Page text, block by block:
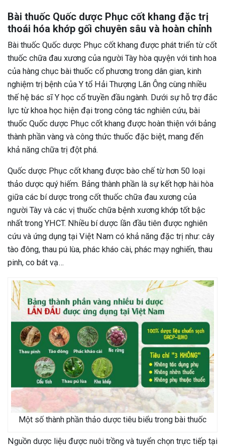
Bài thuốc Quốc dược Phục cốt khang đặc trị
thoái hóa khớp gối chuyên sâu và hoàn chỉnh
Bài thuốc Quốc dược Phục cốt khang được phát triển từ cốt
thuốc chữa đau xương của người Tày hòa quyện với tinh hoa
của hàng chục bài thuốc cổ phương trong dân gian, kinh
nghiệm trị bệnh của Y tổ Hải Thượng Lãn Ông cùng nhiều
thế hệ bác sĩ Y học cổ truyền đầu ngành. Dưới sự hỗ trợ đắc
lực từ khoa học hiện đại trong công tác nghiên cứu, bài
thuốc Quốc dược Phục cốt khang được hoàn thiện với bảng
thành phần vàng và công thức thuốc đặc biệt, mang đến
khả năng chữa trị đột phá.
Quốc dược Phục cốt khang được bào chế từ hơn 50 loại
thảo dược quý hiếm. Bảng thành phần là sự kết hợp hài hòa
giữa các bí dược trong cốt thuốc chữa đau xương của
người Tày và các vị thuốc chữa bệnh xương khớp tốt bậc
nhất trong YHCT. Nhiều bí dược lần đầu tiên được nghiên
cứu và ứng dụng tại Việt Nam có khả năng đặc trị như: cây
tào đông, thau pú lùa, phác kháo cài, phác mạy nghiến, thau
pinh, co bát vạ…
Một số thành phần thảo dược tiêu biểu trong bài thuốc
Nguồn dược liệu được nuôi trồng và tuyển chọn trực tiếp tại